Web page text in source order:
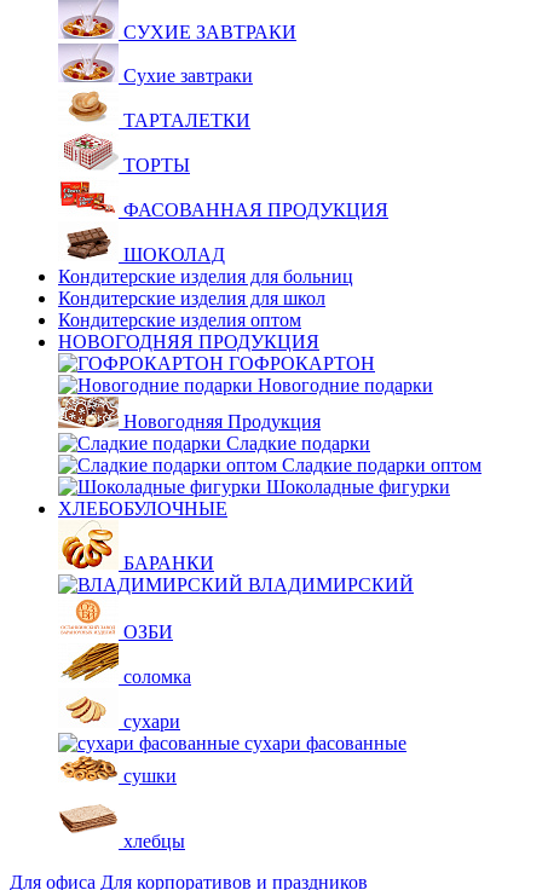
СУХИЕ ЗАВТРАКИ
Сухие завтраки
ТАРТАЛЕТКИ
ТОРТЫ
ФАСОВАННАЯ ПРОДУКЦИЯ
ШОКОЛАД
Кондитерские изделия для больниц
Кондитерские изделия для школ
Кондитерские изделия оптом
НОВОГОДНЯЯ ПРОДУКЦИЯ
ГОФРОКАРТОН
Новогодние подарки
Новогодняя Продукция
Сладкие подарки
Сладкие подарки оптом
Шоколадные фигурки
ХЛЕБОБУЛОЧНЫЕ
БАРАНКИ
ВЛАДИМИРСКИЙ
ОЗБИ
соломка
сухари
сухари фасованные
сушки
хлебцы
Для офиса Для корпоративов и праздников